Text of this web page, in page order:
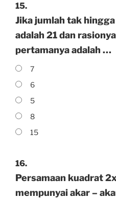
15.
Jika jumlah tak
adalah 21 dan
pertamanya adalah …
7
6
5
8
15
16.
Persamaan kuadrat 2x
mempunyai akar –